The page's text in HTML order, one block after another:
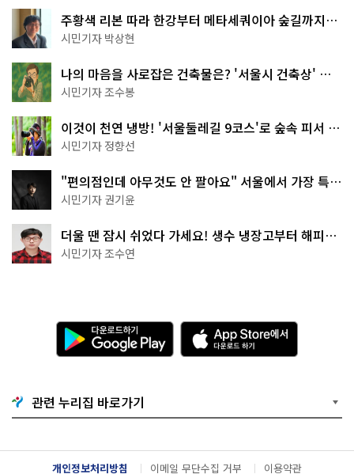
주황색 리본 따라 한강부터 메타세쿼이아 숲길까지…
서울둘레길 15코스
시민기자 박상현
나의 마음을 사로잡은 건축물은? '서울시 건축상' 수
상작 공개!
시민기자 조수봉
이것이 천연 냉방! '서울둘레길 9코스'로 숲속 피서 떠
나볼까
시민기자 정향선
"편의점인데 아무것도 안 팔아요" 서울에서 가장 특별
한 편의점의 정체
시민기자 권기윤
더울 땐 잠시 쉬었다 가세요! 생수 냉장고부터 해피소
·무더위쉼터까지
시민기자 조수연
다
운
로
기
G
o
g
l
A
p
p
e
서
다
관련 누리집 바로가기
개인정보처리방침 이메일 무단수집 거부 이용약관